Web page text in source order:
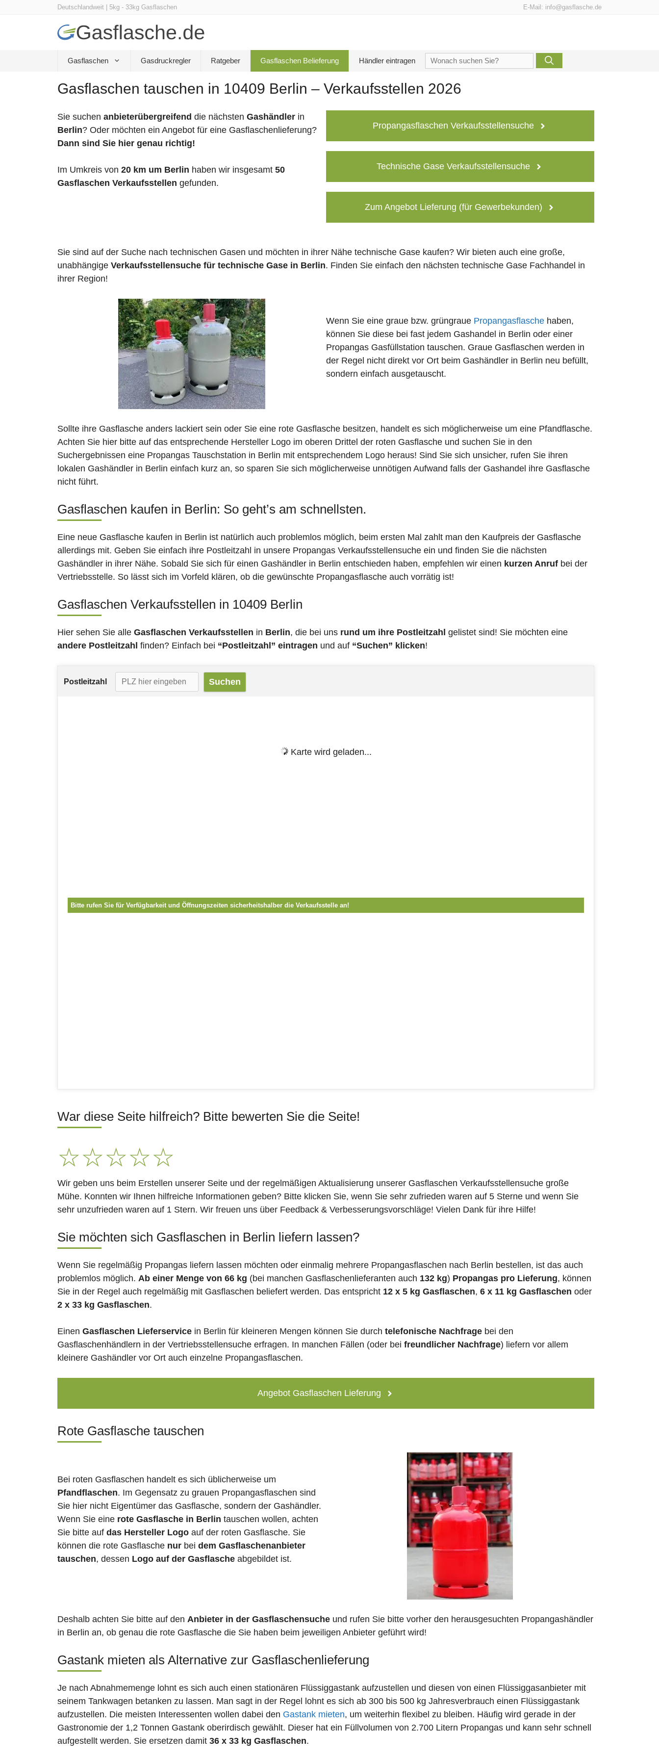
E-Mail: info@gasflasche.de
Deutschlandweit | 5kg - 33kg Gasflaschen
Gasflaschen Gasdruckregler Ratgeber Gasflaschen Belieferung Händler eintragen
Suche
Gasflaschen tauschen in 10409 Berlin – Verkaufsstellen 2026
Sie suchen anbieterübergreifend die nächsten Gashändler in
Berlin? Oder möchten ein Angebot für eine Gasflaschenlieferung?
Dann sind Sie hier genau richtig!
Im Umkreis von 20 km um Berlin haben wir insgesamt 50
Gasflaschen Verkaufsstellen gefunden.
Propangasflaschen Verkaufsstellensuche
Technische Gase Verkaufsstellensuche
Zum Angebot Lieferung (für Gewerbekunden)
Sie sind auf der Suche nach technischen Gasen und möchten in ihrer Nähe technische Gase kaufen? Wir bieten auch eine große,
unabhängige Verkaufsstellensuche für technische Gase in Berlin. Finden Sie einfach den nächsten technische Gase Fachhandel in
ihrer Region!
Wenn Sie eine graue bzw. grüngraue Propangasflaschehaben,
können Sie diese bei fast jedem Gashandel in Berlin oder einer
Propangas Gasfüllstation tauschen. Graue Gasflaschen werden in
der Regel nicht direkt vor Ort beim Gashändler in Berlin neu befüllt,
sondern einfach ausgetauscht.
Sollte ihre Gasflasche anders lackiert sein oder Sie eine rote Gasflasche besitzen, handelt es sich möglicherweise um eine Pfandflasche.
Achten Sie hier bitte auf das entsprechende Hersteller Logo im oberen Drittel der roten Gasflasche und suchen Sie in den
Suchergebnissen eine Propangas Tauschstation in Berlin mit entsprechendem Logo heraus! Sind Sie sich unsicher, rufen Sie ihren
lokalen Gashändler in Berlin einfach kurz an, so sparen Sie sich möglicherweise unnötigen Aufwand falls der Gashandel ihre Gasflasche
nicht führt.
Gasflaschen kaufen in Berlin: So geht’s am schnellsten.
Eine neue Gasflasche kaufen in Berlin ist natürlich auch problemlos möglich, beim ersten Mal zahlt man den Kaufpreis der Gasflasche
allerdings mit. Geben Sie einfach ihre Postleitzahl in unsere Propangas Verkaufsstellensuche ein und finden Sie die nächsten
Gashändler in ihrer Nähe. Sobald Sie sich für einen Gashändler in Berlin entschieden haben, empfehlen wir einen kurzen Anruf bei der
Vertriebsstelle. So lässt sich im Vorfeld klären, ob die gewünschte Propangasflasche auch vorrätig ist!
Gasflaschen Verkaufsstellen in 10409 Berlin
Hier sehen Sie alle Gasflaschen Verkaufsstellen in Berlin, die bei uns rund um ihre Postleitzahl gelistet sind! Sie möchten eine
andere Postleitzahl finden? Einfach bei “Postleitzahl” eintragen und auf “Suchen” klicken!
Postleitzahl
Karte wird geladen...
Bitte rufen Sie für Verfügbarkeit und Öffnungszeiten sicherheitshalber die Verkaufsstelle an!
War diese Seite hilfreich? Bitte bewerten Sie die Seite!
☆☆☆☆☆
Wir geben uns beim Erstellen unserer Seite und der regelmäßigen Aktualisierung unserer Gasflaschen Verkaufsstellensuche große
Mühe. Konnten wir Ihnen hilfreiche Informationen geben? Bitte klicken Sie, wenn Sie sehr zufrieden waren auf 5 Sterne und wenn Sie
sehr unzufrieden waren auf 1 Stern. Wir freuen uns über Feedback & Verbesserungsvorschläge! Vielen Dank für ihre Hilfe!
Sie möchten sich Gasflaschen in Berlin liefern lassen?
Wenn Sie regelmäßig Propangas liefern lassen möchten oder einmalig mehrere Propangasflaschen nach Berlin bestellen, ist das auch
problemlos möglich. Ab einer Menge von 66 kg (bei manchen Gasflaschenlieferanten auch 132 kg) Propangas pro Lieferung, können
Sie in der Regel auch regelmäßig mit Gasflaschen beliefert werden. Das entspricht 12 x 5 kg Gasflaschen, 6 x 11 kg Gasflaschen oder
2 x 33 kg Gasflaschen.
Einen Gasflaschen Lieferservice in Berlin für kleineren Mengen können Sie durch telefonische Nachfrage bei den
Gasflaschenhändlern in der Vertriebsstellensuche erfragen. In manchen Fällen (oder bei freundlicher Nachfrage) liefern vor allem
kleinere Gashändler vor Ort auch einzelne Propangasflaschen.
Angebot Gasflaschen Lieferung
Rote Gasflasche tauschen
Bei roten Gasflaschen handelt es sich üblicherweise um
Pfandflaschen. Im Gegensatz zu grauen Propangasflaschen sind
Sie hier nicht Eigentümer das Gasflasche, sondern der Gashändler.
Wenn Sie eine rote Gasflasche in Berlin tauschen wollen, achten
Sie bitte auf das Hersteller Logo auf der roten Gasflasche. Sie
können die rote Gasflasche nur bei dem Gasflaschenanbieter
tauschen, dessen Logo auf der Gasflasche abgebildet ist.
Deshalb achten Sie bitte auf den Anbieter in der Gasflaschensuche und rufen Sie bitte vorher den herausgesuchten Propangashändler
in Berlin an, ob genau die rote Gasflasche die Sie haben beim jeweiligen Anbieter geführt wird!
Gastank mieten als Alternative zur Gasflaschenlieferung
Je nach Abnahmemenge lohnt es sich auch einen stationären Flüssiggastank aufzustellen und diesen von einen Flüssiggasanbieter mit
seinem Tankwagen betanken zu lassen. Man sagt in der Regel lohnt es sich ab 300 bis 500 kg Jahresverbrauch einen Flüssiggastank
aufzustellen. Die meisten Interessenten wollen dabei den Gastank mieten, um weiterhin flexibel zu bleiben. Häufig wird gerade in der
Gastronomie der 1,2 Tonnen Gastank oberirdisch gewählt. Dieser hat ein Füllvolumen von 2.700 Litern Propangas und kann sehr schnell
aufgestellt werden. Sie ersetzen damit 36 x 33 kg Gasflaschen.